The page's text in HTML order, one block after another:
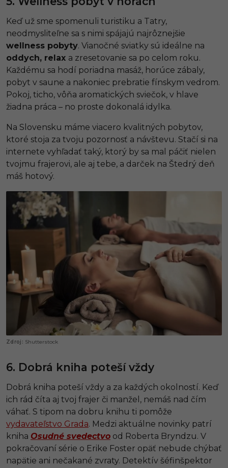
Keď už sme spomenuli turistiku a Tatry,
neodmysliteľne sa s nimi spájajú najrôznejšie
wellness pobyty. Vianočné sviatky sú ideálne na
oddych, relax a zresetovanie sa po celom roku.
Každému sa hodí poriadna masáž, horúce zábaly,
pobyt v saune a nakoniec prebratie fínskym vedrom.
Pokoj, ticho, vôňa aromatických sviečok, v hlave
žiadna práca – no proste dokonalá idylka.
Na Slovensku máme viacero kvalitných pobytov,
ktoré stoja za tvoju pozornosť a návštevu. Stačí si na
internete vyhľadať taký, ktorý by sa mal páčiť nielen
tvojmu frajerovi, ale aj tebe, a darček na Štedrý deň
máš hotový.
Shutterstock
6. Dobrá kniha poteší vždy
Dobrá kniha poteší vždy a za každých okolností. Keď
ich rád číta aj tvoj frajer či manžel, nemáš nad čím
váhať. S tipom na dobru knihu ti pomôže
vydavateľstvo Grada. Medzi aktuálne novinky patrí
kniha Osudné svedectvo od Roberta Bryndzu. V
pokračovaní série o Erike Foster opäť nebude chýbať
napätie ani nečakané zvraty. Detektív šéfinšpektor